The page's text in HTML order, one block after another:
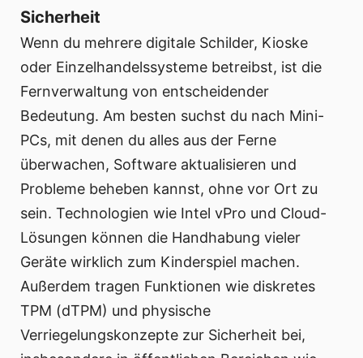
Sicherheit
Wenn du mehrere digitale Schilder, Kioske
oder Einzelhandelssysteme betreibst, ist die
Fernverwaltung von entscheidender
Bedeutung. Am besten suchst du nach Mini-
PCs, mit denen du alles aus der Ferne
überwachen, Software aktualisieren und
Probleme beheben kannst, ohne vor Ort zu
sein. Technologien wie Intel vPro und Cloud-
Lösungen können die Handhabung vieler
Geräte wirklich zum Kinderspiel machen.
Außerdem tragen Funktionen wie diskretes
TPM (dTPM) und physische
Verriegelungskonzepte zur Sicherheit bei,